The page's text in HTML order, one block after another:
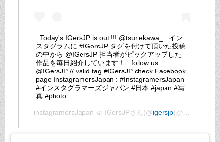
. Today's IGersJP is out !!! @tsunekawa_ . イン
スタグラムに #IGersJP タグを付けて頂いた投稿
の中から @IGersJP 担当者がピックアップした
作品を毎日紹介しています！ : follow us
@IGersJP // valid tag #IGersJP check Facebook
page InstagramersJapan : #InstagramersJapan
#インスタグラマーズジャパン #日本 #japan #写
真 #photo
instagramersJapan ☺︎ IGersJPさん(@igersjp)がシェアした投稿 –